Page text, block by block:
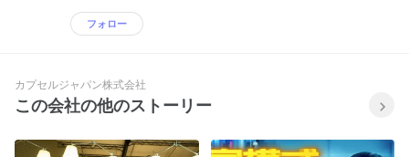
フォロー
カプセルジャパン株式会社
この会社の他のストーリー